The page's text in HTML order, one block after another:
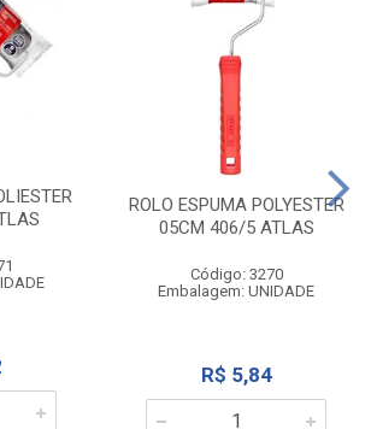
ROLO ESPUMA POLYESTER
05CM 406/5 ATLAS
Código: 3270
Embalagem: UNIDADE
R$ 5,84